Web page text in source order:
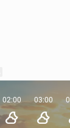
02:00 03:00